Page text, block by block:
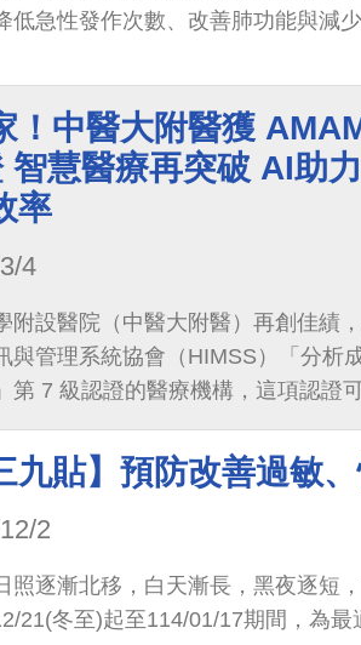
低急性發作次數、改善肺功能與減
醫師，與小兒過敏免疫風濕科魏長
西醫聯合門診於2021年起連續三年
，持續提供氣喘兒最完善的中西醫
！中醫大附醫獲
智慧醫療再突破 AI助
率
4
附設醫院（中醫大附醫）再創佳績
與管理系統協會（HIMSS）「分析
第 7 級認證的醫療機構，這項認證
九貼】預防改善過敏
2
照逐漸北移，白天漸長，黑夜逐短
21(冬至)起至114/01/17期間，為最